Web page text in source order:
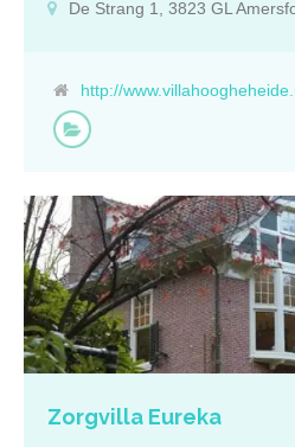
gemakken voorzien. U kunt hier
Dit kenmerkt zich vooral door de
de mogelijkheid zich thuis te voelen
in uw vertrouwde omgeving verblijft.
voor haar bewoners, die erop kunnen
zorgbehoefte ingevuld wordt vanuit
voor authenticiteit in een warme,
kap van de Villa bevinden zich,
eerste en tweede etage, 21 huur
38 m2 allen voorzien van eigen
Een personenlift verbindt de
zich een wellness-center, een ruimte
De Strang 1, 3823 GL
http://
Zorgvilla Eureka